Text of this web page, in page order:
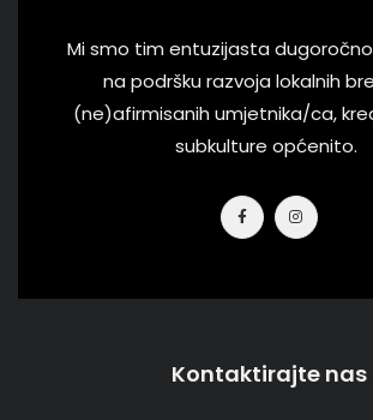
Mi smo tim entuzijasta
na podršku razvoja lokalnih
(ne)afirmisanih umjetnika/ca,
subkulture općenito.
Kontaktirajte nas